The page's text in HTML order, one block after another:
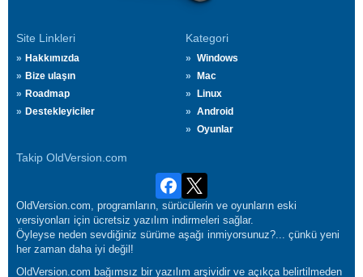
Site Linkleri
Hakkımızda
Bize ulaşın
Roadmap
Destekleyiciler
Kategori
Windows
Mac
Linux
Android
Oyunlar
Takip OldVersion.com
OldVersion.com, programların, sürücülerin ve oyunların eski
versiyonları için ücretsiz yazılım indirmeleri sağlar.
Öyleyse neden sevdiğiniz sürüme aşağı inmiyorsunuz?... çünkü yeni
her zaman daha iyi değil!
OldVersion.com bağımsız bir yazılım arşividir ve açıkça belirtilmeden